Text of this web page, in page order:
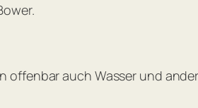
offenbar auch Wasser und